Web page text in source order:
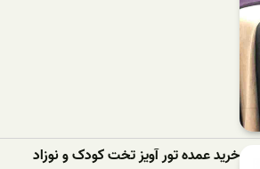
خرید عمده تور آویز تخت کودک و نوزاد